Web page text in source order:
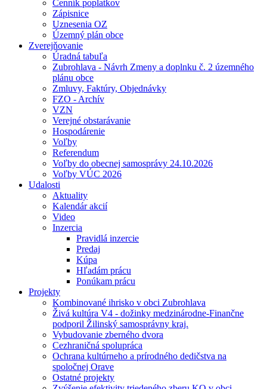
Cenník poplatkov
Zápisnice
Uznesenia OZ
Územný plán obce
Zverejňovanie
Úradná tabuľa
Zubrohlava - Návrh Zmeny a doplnku č. 2 územného
plánu obce
Zmluvy, Faktúry, Objednávky
FZO - Archív
VZN
Verejné obstarávanie
Hospodárenie
Voľby
Referendum
Voľby do obecnej samosprávy 24.10.2026
Voľby VÚC 2026
Udalosti
Aktuality
Kalendár akcií
Video
Inzercia
Pravidlá inzercie
Predaj
Kúpa
Hľadám prácu
Ponúkam prácu
Projekty
Kombinované ihrisko v obci Zubrohlava
Živá kultúra V4 - dožinky medzinárodne-Finančne
podporil Žilinský samosprávny kraj.
Vybudovanie zberného dvora
Cezhraničná spolupráca
Ochrana kultúrneho a prírodného dedičstva na
spoločnej Orave
Ostatné projekty